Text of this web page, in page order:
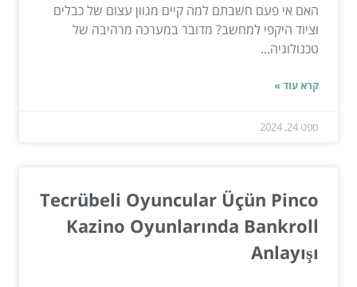
האם אי פעם חשבתם למה קיים מגוון עצום של כבלים
וציוד היקפי למחשב? מדובר במערכה מרהיבה של
טכנולוגיה...
קרא עוד »
ספט 24, 2024
Tecrübeli Oyuncular Üçün Pinco
Kazino Oyunlarında Bankroll
Anlayışı